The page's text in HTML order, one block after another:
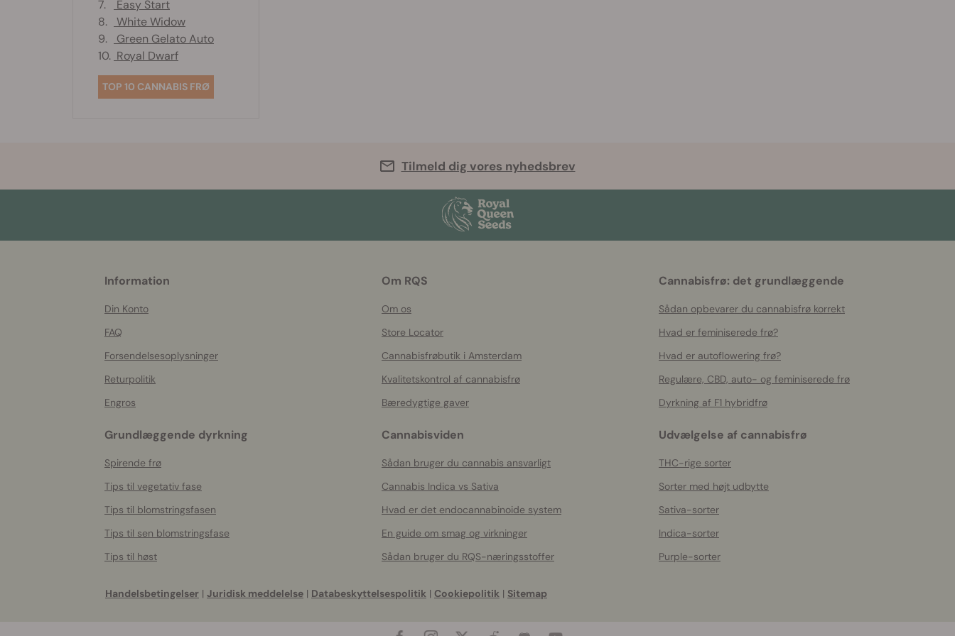
7.
Easy Start
8.
White Widow
9.
Green Gelato Auto
10. Royal Dwarf
TOP 10 CANNABIS FRØ
Tilmeld dig vores nyhedsbrev
Information
Din Konto
FAQ
Forsendelsesoplysninger
Returpolitik
Engros
Om RQS
Om os
Store Locator
Cannabisfrøbutik i Amsterdam
Kvalitetskontrol af cannabisfrø
Bæredygtige gaver
Cannabisfrø: det grundlæggende
Sådan opbevarer du cannabisfrø korrekt
Hvad er feminiserede frø?
Hvad er autoflowering frø?
Regulære, CBD, auto- og feminiserede frø
Dyrkning af F1 hybridfrø
Grundlæggende dyrkning
Spirende frø
Tips til vegetativ fase
Tips til blomstringsfasen
Tips til sen blomstringsfase
Tips til høst
Cannabisviden
Sådan bruger du cannabis ansvarligt
Cannabis Indica vs Sativa
Hvad er det endocannabinoide system
En guide om smag og virkninger
Sådan bruger du RQS-næringsstoffer
Udvælgelse af cannabisfrø
THC-rige sorter
Sorter med højt udbytte
Sativa-sorter
Indica-sorter
Purple-sorter
Handelsbetingelser | Juridisk meddelelse | Databeskyttelsespolitik | Cookiepolitik | Sitemap